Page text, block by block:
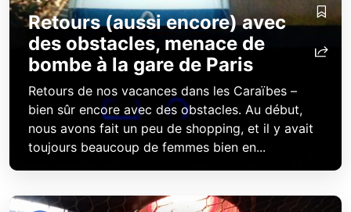
Retours (aussi encore) avec
des obstacles, menace de
bombe à la gare de Paris
Retours de nos vacances dans les Caraïbes –
bien sûr encore avec des obstacles. Au début,
nous avons fait un peu de shopping, et il y avait
toujours beaucoup de femmes bien en...